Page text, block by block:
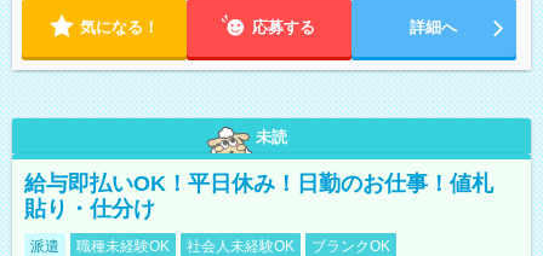
気になる！ 応募する 詳細へ
未読
給与即払いOK！平日休み！日勤のお仕事！値札
貼り・仕分け
派遣 職種未経験OK 社会人未経験OK
ブランクOK